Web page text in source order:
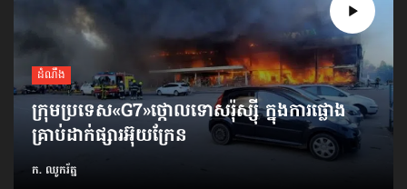
ដំណឹង
ក្រុមប្រទេស​«G7»​ថ្កោលទោស​រ៉ុស្ស៊ី ក្នុងការផ្លោង
គ្រាប់​ដាក់ផ្សារ​អ៊ុយក្រែន
ក. ឈូករ័ត្ន